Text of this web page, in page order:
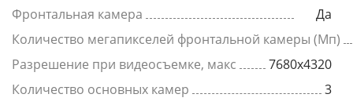
Фронтальная камера
Да
Количество мегапикселей фронтальной камеры (Мп)
Разрешение при видеосъемке, макс
7680x4320
Количество основных камер
3